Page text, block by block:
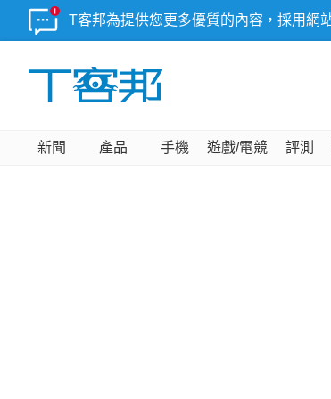
T客邦為提供您更多優質的內容，採用網
新聞 產品 手機 遊戲/電競 評測